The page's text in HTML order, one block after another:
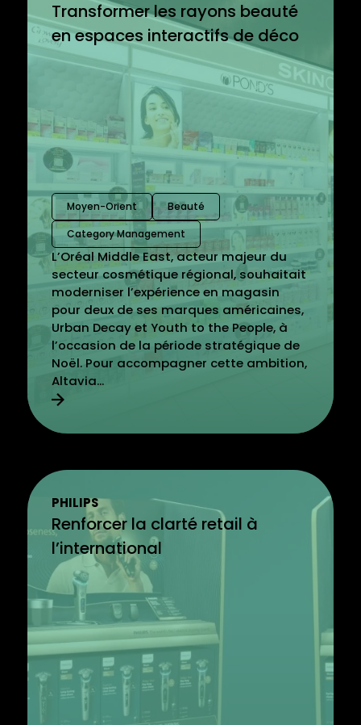
Transformer les rayons beauté
en espaces interactifs de déco
Moyen-Orient
Beauté
Category Management
L’Oréal Middle East, acteur majeur du
secteur cosmétique régional, souhaitait
moderniser l’expérience en magasin
pour deux de ses marques américaines,
Urban Decay et Youth to the People, à
l’occasion de la période stratégique de
Noël. Pour accompagner cette ambition,
Altavia...
PHILIPS
Renforcer la clarté retail à
l’international